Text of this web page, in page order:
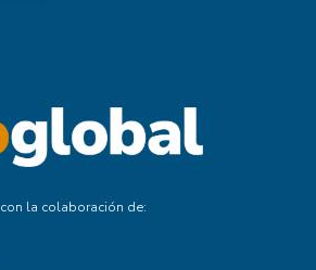
con la colaboración de: